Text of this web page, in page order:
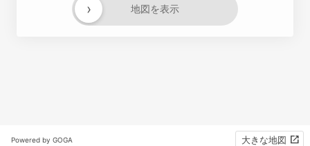
地図を表示
›
Powered by GOGA 大きな地図